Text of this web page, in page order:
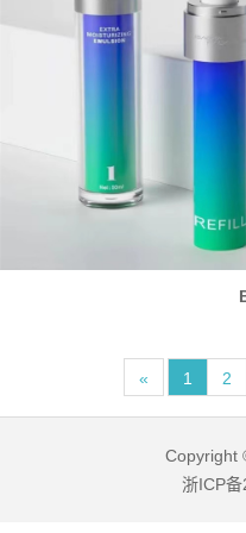
« 1 2
Copyright
浙ICP